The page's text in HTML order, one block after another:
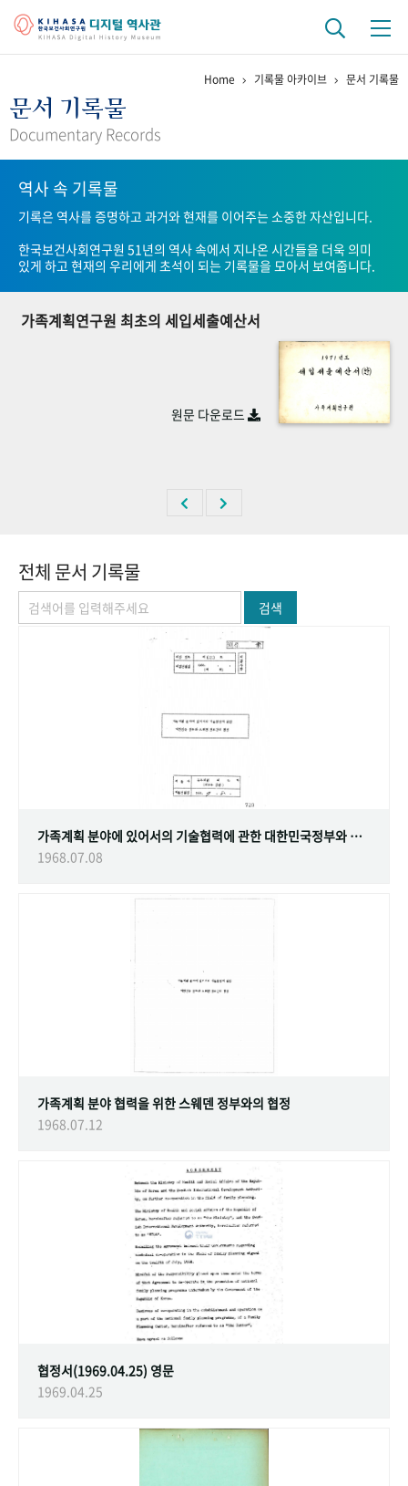
걸어온 길 기관 변천사
연구 역사
정책과 연구 키워드로 보는 연구 역사
연구자들
기록물 아카이브
사진 아카이브 문서 기록물 행정박물
숫자로 보는 50년 50+1주년 광장
Home 기록물 아카이브 문서 기록물
문서 기록물
Documentary Records
역사 속 기록물
기록은 역사를 증명하고 과거와 현재를 이어주는 소중한 자산입니다.
한국보건사회연구원 51년의 역사 속에서 지나온 시간들을 더욱 의미
있게 하고 현재의 우리에게 초석이 되는 기록물을 모아서 보여줍니다.
가족계획연구원 최초의 세입세출예산서
원문 다운로드
전체 문서 기록물
검색
가족계획 분야에 있어서의 기술협력에 관한 대한민국정부와 스웨덴 정부간의 협정
1968.07.08
가족계획 분야 협력을 위한 스웨덴 정부와의 협정
1968.07.12
협정서(1969.04.25) 영문
1969.04.25